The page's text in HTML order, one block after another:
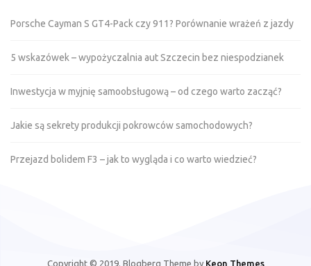
Porsche Cayman S GT4-Pack czy 911? Porównanie wrażeń z jazdy
5 wskazówek – wypożyczalnia aut Szczecin bez niespodzianek
Inwestycja w myjnię samoobsługową – od czego warto zacząć?
Jakie są sekrety produkcji pokrowców samochodowych?
Przejazd bolidem F3 – jak to wygląda i co warto wiedzieć?
Copyright © 2019. Blogberg Theme by Keon Themes